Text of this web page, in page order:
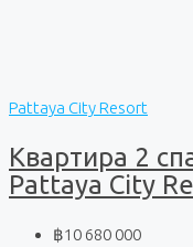
Pattaya City Resort
Квартира 2
Pattaya City
฿10 680 000